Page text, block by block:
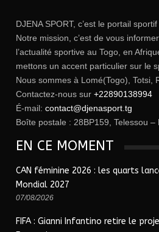
DJENA SPORT, c’est le portail
Notre mission, c’est de vous
l’actualité sportive au Togo, en
mettons un accent particulier sur le
Nous sommes à Lomé(Togo), Totsi,
Contactez-nous sur +22890138994
É-mail: contact@djenasport.tg
Boîte postale : 28BP159, Telessou –
EN CE MOMENT
CAN féminine 2026 : les quarts
Mondial 2027
07/08/2026
FIFA : Gianni Infantino retire le